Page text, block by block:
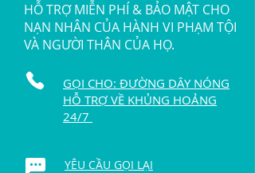
HỖ TRỢ MIỄN PHÍ & BẢO MẬT CHO
NẠN NHÂN CỦA HÀNH VI PHẠM TỘI
VÀ NGƯỜI THÂN CỦA HỌ.
GỌI CHO: ĐƯỜNG DÂY NÓNG
HỖ TRỢ VỀ KHỦNG HOẢNG
24/7
YÊU CẦU GỌI LẠI